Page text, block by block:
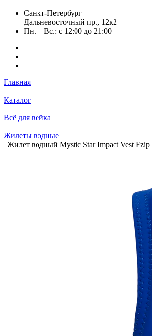
Санкт-Петербург
Дальневосточный пр., 12к2
Пн. – Вс.: с 12:00 до 21:00
Главная
Каталог
Всё для вейка
Жилеты водные
Жилет водный Mystic Star Impact Vest Fzip